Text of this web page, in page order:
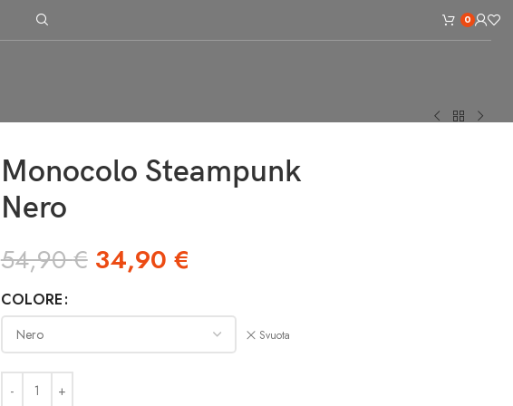
0
Monocolo Steampunk
Nero
54,90€ 34,90 €
COLORE
Svuota